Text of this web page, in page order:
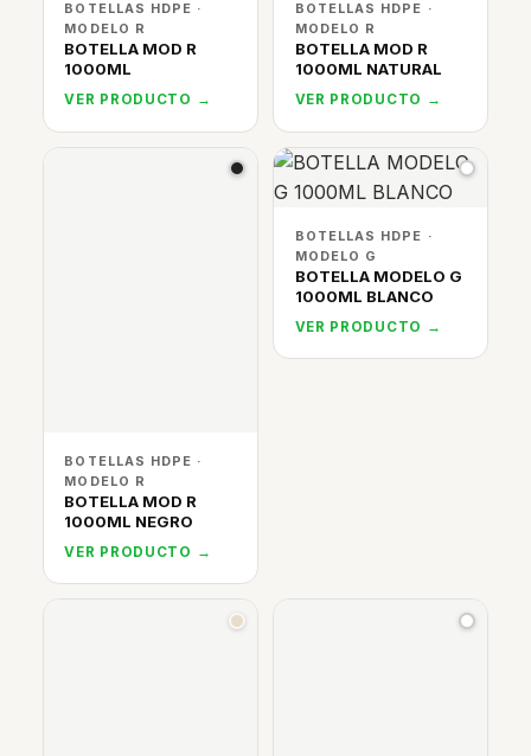
BOTELLAS HDPE ·
MODELO R
BOTELLA MOD R
1000ML
VER PRODUCTO →
BOTELLAS HDPE ·
MODELO R
BOTELLA MOD R
1000ML NATURAL
VER PRODUCTO →
BOTELLAS HDPE ·
MODELO R
BOTELLA MOD R
1000ML NEGRO
VER PRODUCTO →
BOTELLAS HDPE ·
MODELO G
BOTELLA MODELO G
1000ML BLANCO
VER PRODUCTO →